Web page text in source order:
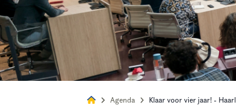
Agenda Klaar voor vier jaar! -